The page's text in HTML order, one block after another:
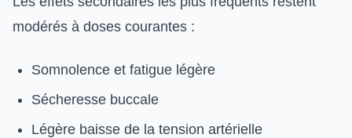
modérés à doses courantes :
Somnolence et fatigue légère
Sécheresse buccale
Légère baisse de la tension artérielle